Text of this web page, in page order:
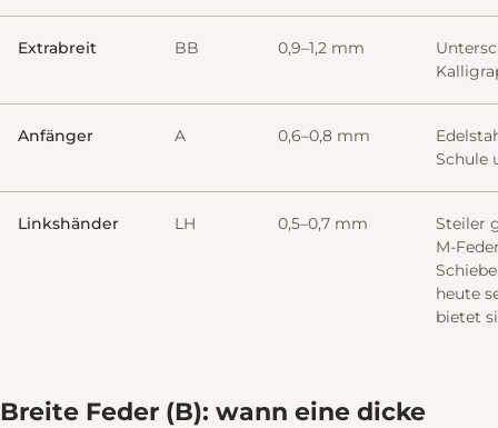
Extrabreit BB 0,9–1,2 mm
Anfänger A 0,6–0,8 mm
Schule
Linkshänder LH 0,5–0,7 mm
Steiler
M-
heute
bietet
Breite Feder (B): wann eine dicke